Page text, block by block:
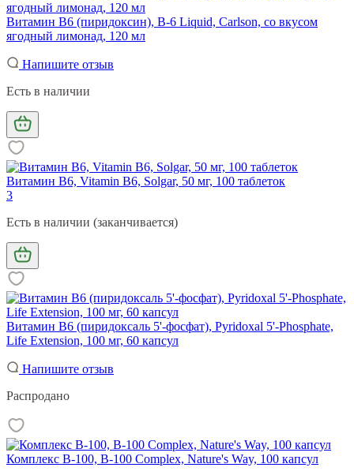
Витамин В6 (пиридоксин), B-6 Liquid, Carlson, со вкусом
ягодный лимонад, 120 мл
Напишите отзыв
Есть в наличии
Витамин В6, Vitamin B6, Solgar, 50 мг, 100 таблеток
3
Есть в наличии (заканчивается)
Витамин В6 (пиридоксаль 5'-фосфат), Pyridoxal 5'-Phosphate,
Life Extension, 100 мг, 60 капсул
Напишите отзыв
Распродано
Комплекс В-100, B-100 Complex, Nature's Way, 100 капсул